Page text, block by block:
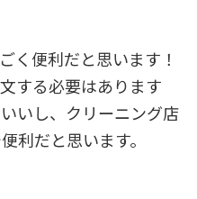
く便利だと思います！
する必要はあります
いし、クリーニング店
利だと思います。